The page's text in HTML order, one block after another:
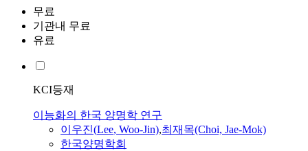
무료
기관내 무료
유료
KCI등재
이능화의 한국 양명학 연구
이우진(Lee, Woo-Jin),최재목(Choi, Jae-Mok)
한국양명학회